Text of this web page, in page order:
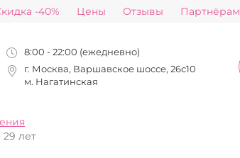
-40% Цены Отзывы Партнёрам
8:00 - 22:00 (ежедневно)
г. Москва, Варшавское шоссе, 26с10
м. Нагатинская
лет